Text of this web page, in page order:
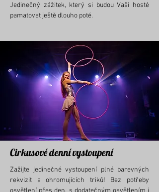
Jedinečný zážitek, který si budou Vaši hosté
pamatovat ještě dlouho poté.
Cirkusové denní vystoupení
Zažijte jedinečné vystoupení plné barevných
rekvizit a ohromujících triků! Bez potřeby